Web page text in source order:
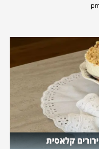
קלאסית